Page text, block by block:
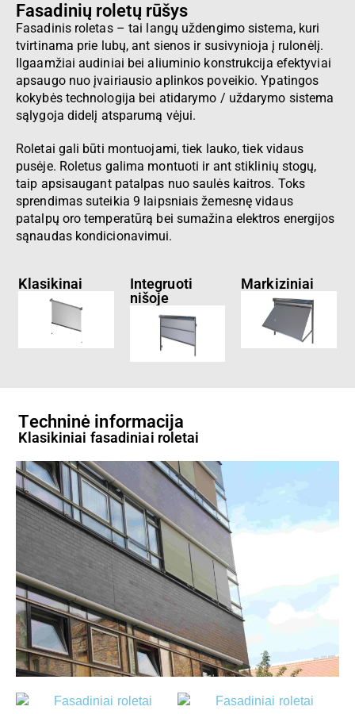
Fasadinių roletų rūšys
Fasadinis roletas – tai langų uždengimo sistema, kuri
tvirtinama prie lubų, ant sienos ir susivynioja į rulonėlį.
Ilgaamžiai audiniai bei aliuminio konstrukcija efektyviai
apsaugo nuo įvairiausio aplinkos poveikio. Ypatingos
kokybės technologija bei atidarymo / uždarymo sistema
sąlygoja didelį atsparumą vėjui.
Roletai gali būti montuojami, tiek lauko, tiek vidaus
pusėje. Roletus galima montuoti ir ant stiklinių stogų,
taip apsisaugant patalpas nuo saulės kaitros. Toks
sprendimas suteikia 9 laipsniais žemesnę vidaus
patalpų oro temperatūrą bei sumažina elektros energijos
sąnaudas kondicionavimui.
Klasikinai
Integruoti
nišoje
Markiziniai
Techninė informacija
Klasikiniai fasadiniai roletai